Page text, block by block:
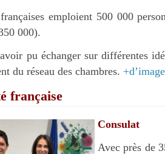
emploient 500 000
000).
pu échanger sur différentes
du réseau des chambres.
française
Consulat
Avec près de